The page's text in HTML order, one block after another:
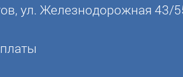
ул. Железнодорожная 43/